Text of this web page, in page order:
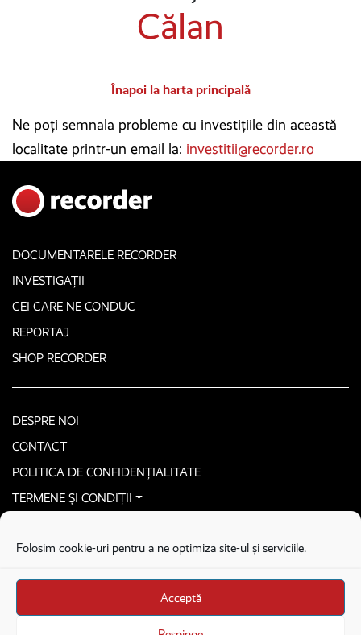
Folosim cookie-uri pentru a ne optimiza site-ul și serviciile.
Acceptă
Călan
Înapoi la harta principală
Ne poți semnala probleme cu investițiile din această
localitate printr-un email la: investitii@recorder.ro
DOCUMENTARELE RECORDER
INVESTIGAȚII
CEI CARE NE CONDUC
REPORTAJ
SHOP RECORDER
DESPRE NOI
CONTACT
POLITICA DE CONFIDENȚIALITATE
TERMENE ȘI CONDIȚII
Stega creative
Brandul Recorder e operat de Asociația Recorder Community, sub licența SC